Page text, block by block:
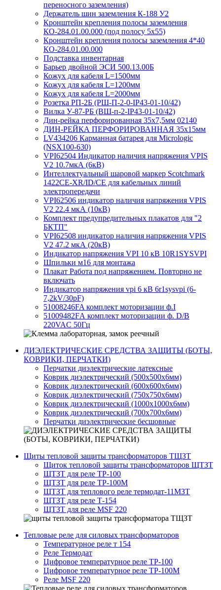
переносного заземления)
Держатель шин заземления К-188 У2
Кронштейн крепления полосы заземления
КО-284.01.00.000 (под полосу 5х55)
Кронштейн крепления полосы заземления 4*40
КО-284.01.00.000
Подставка инвентарная
Барьер двойной ЭСИ 500.13.00Б
Кожух для кабеля L=1500мм
Кожух для кабеля L=1200мм
Кожух для кабеля L=2000мм
Розетка РП-2Б (РШ-П-2-0-IР43-01-10/42)
Вилка У-87-РБ (ВШ-п-2-IP43-01-10/42)
Дин-рейка перфорированная 35х7,5мм 02140
ДИН-РЕЙКА ПЕРФОРИРОВАННАЯ 35х15мм
LV434206 Карманная батарея для Micrologic
(NSX100-630)
VPI62504 Индикатор наличия напряжения VPIS
V2 10.7мкА (6кВ)
Интеллектуальный шаровой маркер Scotchmark
1422CE-XR/ID/CE для кабельных линий
электропередачи
VPI62506 индикатор наличия напряжения VPIS
V2 22.4 мкА (10кВ)
Комплект предупредительных плакатов для "2
БКТП"
VPI62508 индикатор наличия напряжения VPIS
V2 47.2 мкА (20кВ)
Индикатор напряжения VPI 10 кВ 10R1SYSVPI
Шпильки м16 для монтажа
Плакат Работа под напряжением. Повторно не
включать
Индикатор напряжения vpi 6 кВ 6r1sysvpi (6-
7,2kV/30pF)
51008246FA комплект моторизации ф.I
51009482FА комплект моторизации ф. D/B
220VAC 50Гц
ДИЭЛЕКТРИЧЕСКИЕ СРЕДСТВА ЗАЩИТЫ (БОТЫ,
КОВРИКИ, ПЕРЧАТКИ)
Перчатки диэлектрические латексные
Коврик диэлектрический (500х500х6мм)
Коврик диэлектрический (600х600х6мм)
Коврик диэлектрический (750х750х6мм)
Коврик диэлектрический (1000х1000х6мм)
Коврик диэлектрический (700х700х6мм)
Перчатки диэлектрические бесшовные
Щиты тепловой защиты трансформаторов ТЩЗТ
Щиток тепловой защиты трансформаторов ЩТЗТ
ЩТЗТ для реле ТР-100
ЩТЗТ для реле ТР-100М
ЩТЗТ для теплового реле термодат-11МЗТ
ЩТЗТ для реле Т-154
ЩТЗТ для реле MSF 220
Тепловые реле для силовых трансформаторов
Температурное реле т 154
Реле Термодат
Цифровое температурное реле ТР-100
Цифровое температурное реле ТР-100М
Реле MSF 220